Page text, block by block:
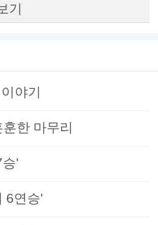
기
야기
한 마무리
'
6연승'